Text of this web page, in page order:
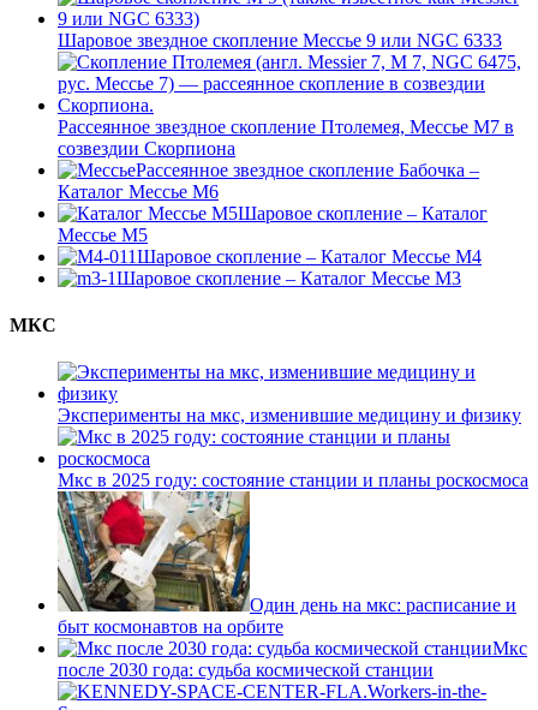
Шаровое звездное скопление Мессье 9 или NGC 6333
Рассеянное звездное скопление Птолемея, Мессье М7 в
созвездии Скорпиона
Рассеянное звездное скопление Бабочка –
Каталог Мессье М6
Шаровое скопление – Каталог
Мессье М5
Шаровое скопление – Каталог Мессье М4
Шаровое скопление – Каталог Мессье М3
МКС
Эксперименты на мкс, изменившие медицину и физику
Мкс в 2025 году: состояние станции и планы роскосмоса
Один день на мкс: расписание и
быт космонавтов на орбите
Мкс
после 2030 года: судьба космической станции